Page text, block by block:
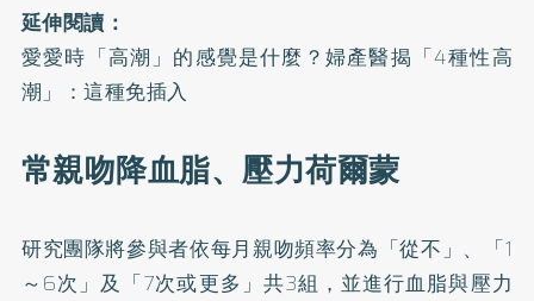
延伸閱讀：
愛愛時「高潮」的感覺是什麼？婦產醫揭「4種性高
潮」：這種免插入
常親吻降血脂、壓力荷爾蒙
研究團隊將參與者依每月親吻頻率分為「從不」、「1
～6次」及「7次或更多」共3組，並進行血脂與壓力